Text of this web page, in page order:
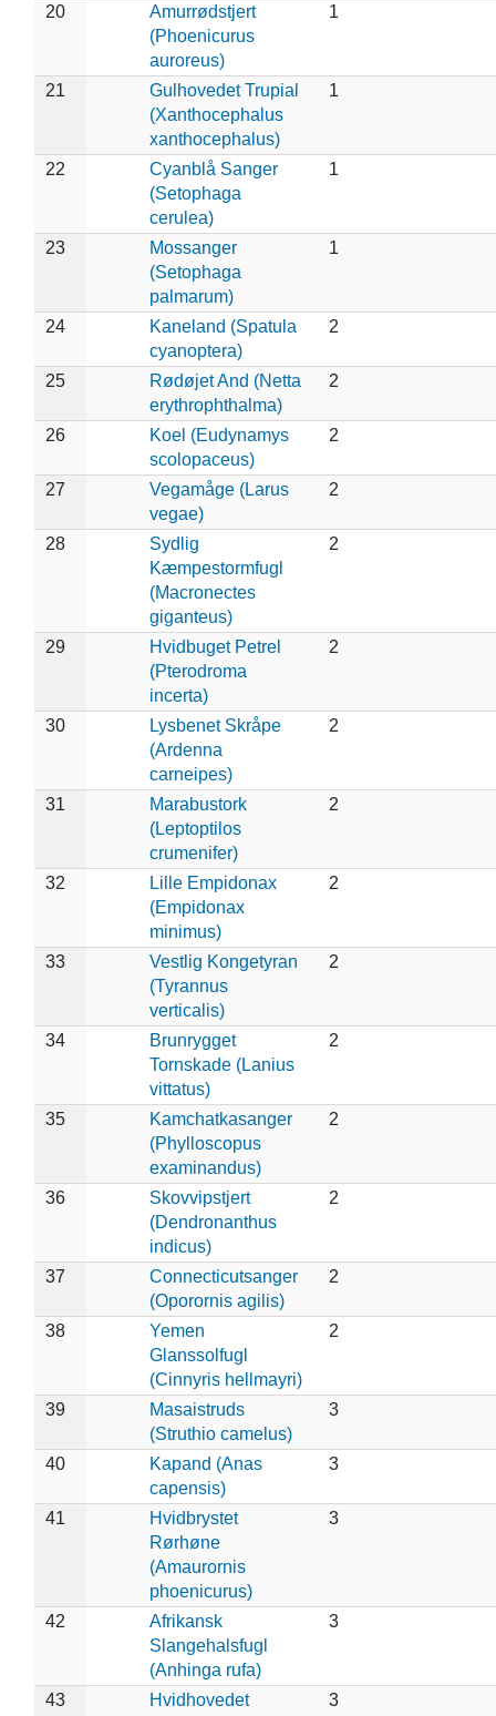
20
Amurrødstjert
(Phoenicurus
auroreus)
1
21
Gulhovedet Trupial
(Xanthocephalus
xanthocephalus)
1
22
Cyanblå Sanger
(Setophaga
cerulea)
1
23
Mossanger
(Setophaga
palmarum)
1
24
Kaneland (Spatula
cyanoptera)
2
25
Rødøjet And (Netta
erythrophthalma)
2
26
Koel (Eudynamys
scolopaceus)
2
27
Vegamåge (Larus
vegae)
2
28
Sydlig
Kæmpestormfugl
(Macronectes
giganteus)
2
29
Hvidbuget Petrel
(Pterodroma
incerta)
2
30
Lysbenet Skråpe
(Ardenna
carneipes)
2
31
Marabustork
(Leptoptilos
crumenifer)
2
32
Lille Empidonax
(Empidonax
minimus)
2
33
Vestlig Kongetyran
(Tyrannus
verticalis)
2
34
Brunrygget
Tornskade (Lanius
vittatus)
2
35
Kamchatkasanger
(Phylloscopus
examinandus)
2
36
Skovvipstjert
(Dendronanthus
indicus)
2
37
Connecticutsanger
(Oporornis agilis)
2
38
Yemen
Glanssolfugl
(Cinnyris hellmayri)
2
39
Masaistruds
(Struthio camelus)
3
40
Kapand (Anas
capensis)
3
41
Hvidbrystet
Rørhøne
(Amaurornis
phoenicurus)
3
42
Afrikansk
Slangehalsfugl
(Anhinga rufa)
3
43
Hvidhovedet
3